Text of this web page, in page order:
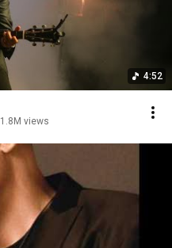
4:52
1.8M views